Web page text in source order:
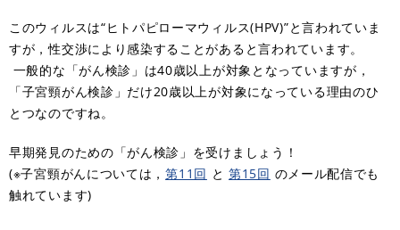
このウィルスは“ヒトパピローマウィルス(HPV)”と言われていま
すが，性交渉により感染することがあると言われています。
一般的な「がん検診」は40歳以上が対象となっていますが，
「子宮頸がん検診」だけ20歳以上が対象になっている理由のひ
とつなのですね。
早期発見のための「がん検診」を受けましょう！
(※子宮頸がんについては，第11回 と第15回 のメール配信でも
触れています)